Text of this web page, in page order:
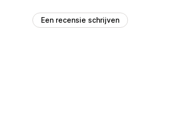
Een recensie schrijven